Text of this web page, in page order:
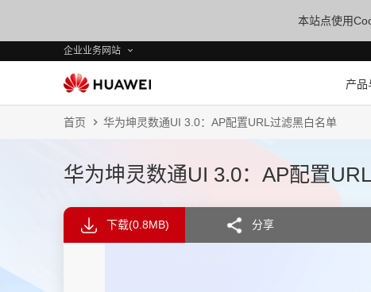
本站点使用
企业业务网站
产品
首页 华为坤灵数通UI 3.0：AP配置URL过滤黑白名单
华为坤灵数通UI 3.0：AP配置
下载(0.8MB) 分享